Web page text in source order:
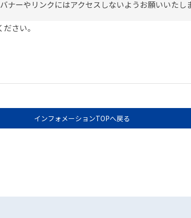
ナーやリンクにはアクセスしないようお願いいたし
さい。
インフォメーションTOPへ戻る